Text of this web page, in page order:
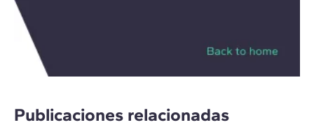
Publicaciones relacionadas